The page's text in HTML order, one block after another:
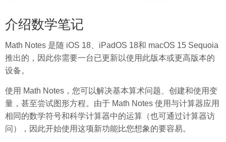
介绍数学笔记
Math Notes 是随 iOS 18、iPadOS 18和 macOS 15 Sequoia
推出的，因此你需要一台已更新以使用此版本或更高版本的
设备。
使用 Math Notes，您可以解决基本算术问题、创建和使用变
量，甚至尝试图形方程。由于 Math Notes 使用与计算器应用
相同的数学符号和科学计算器中的运算（也可通过计算器访
问），因此开始使用这项新功能比您想象的要容易。